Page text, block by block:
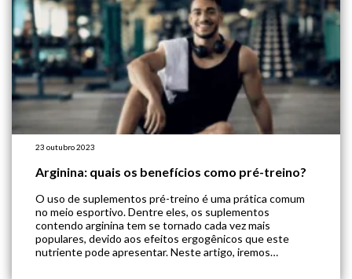
23 outubro 2023
Arginina: quais os benefícios como pré-treino?
O uso de suplementos pré-treino é uma prática comum
no meio esportivo. Dentre eles, os suplementos
contendo arginina tem se tornado cada vez mais
populares, devido aos efeitos ergogênicos que este
nutriente pode apresentar. Neste artigo, iremos